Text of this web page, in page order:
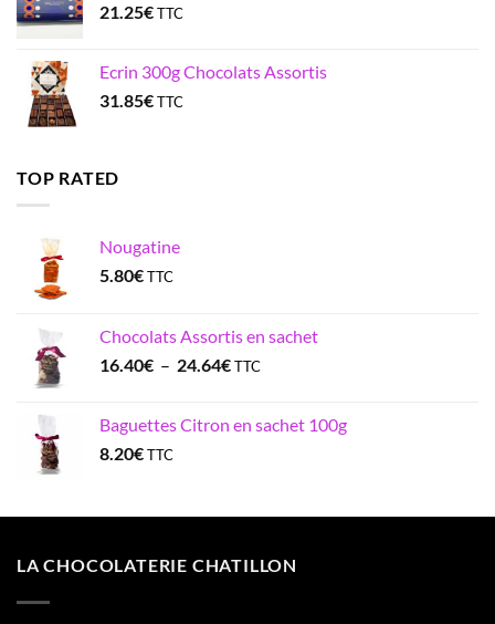
21.25€TTC
Ecrin 300g Chocolats Assortis
31.85€TTC
TOP RATED
Nougatine
5.80€TTC
Chocolats Assortis en sachet
16.40€ – 24.64€Plage
16.40€
TTC
Baguettes Citron en sachet 100g
8.20€TTC
LA CHOCOLATERIE CHATILLON